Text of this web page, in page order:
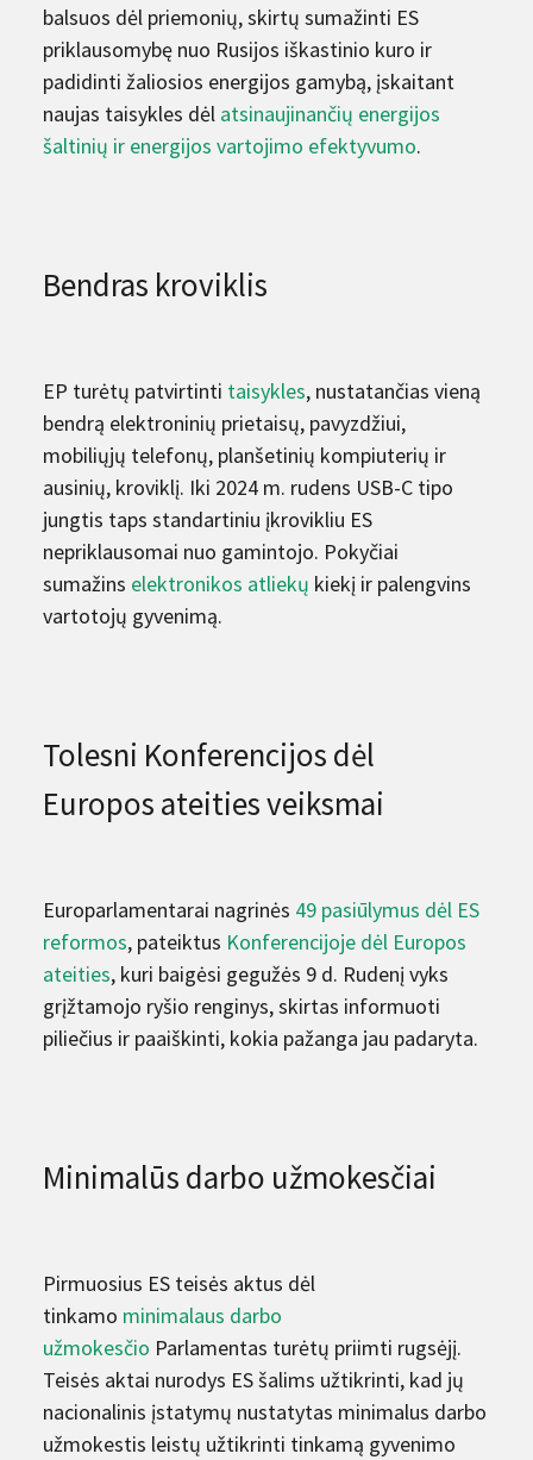
balsuos dėl priemonių, skirtų sumažinti ES
priklausomybę nuo Rusijos iškastinio kuro ir
padidinti žaliosios energijos gamybą, įskaitant
naujas taisykles dėl atsinaujinančių energijos
šaltinių ir energijos vartojimo efektyvumo.
Bendras kroviklis
EP turėtų patvirtinti taisykles, nustatančias vieną
bendrą elektroninių prietaisų, pavyzdžiui,
mobiliųjų telefonų, planšetinių kompiuterių ir
ausinių, kroviklį. Iki 2024 m. rudens USB-C tipo
jungtis taps standartiniu įkrovikliu ES
nepriklausomai nuo gamintojo. Pokyčiai
sumažins elektronikos atliekų kiekį ir palengvins
vartotojų gyvenimą.
Tolesni Konferencijos dėl
Europos ateities veiksmai
Europarlamentarai nagrinės 49 pasiūlymus dėl ES
reformos, pateiktus Konferencijoje dėl Europos
ateities, kuri baigėsi gegužės 9 d. Rudenį vyks
grįžtamojo ryšio renginys, skirtas informuoti
piliečius ir paaiškinti, kokia pažanga jau padaryta.
Minimalūs darbo užmokesčiai
Pirmuosius ES teisės aktus dėl
tinkamo minimalaus darbo
užmokesčio Parlamentas turėtų priimti rugsėjį.
Teisės aktai nurodys ES šalims užtikrinti, kad jų
nacionalinis įstatymų nustatytas minimalus darbo
užmokestis leistų užtikrinti tinkamą gyvenimo